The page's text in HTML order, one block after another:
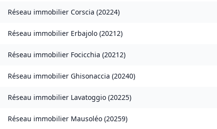
Réseau immobilier Corscia (20224)
Réseau immobilier Erbajolo (20212)
Réseau immobilier Focicchia (20212)
Réseau immobilier Ghisonaccia (20240)
Réseau immobilier Lavatoggio (20225)
Réseau immobilier Mausoléo (20259)